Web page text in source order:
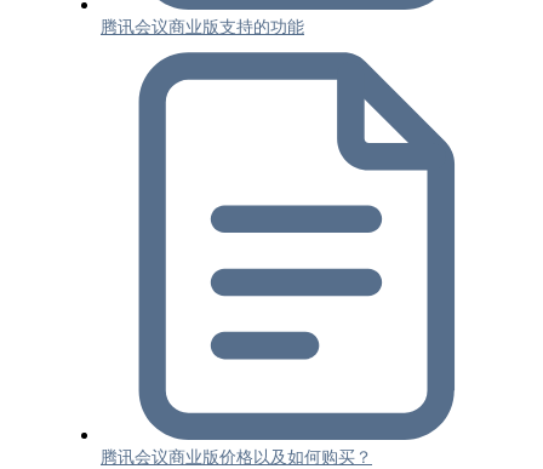
腾讯会议商业版支持的功能
腾讯会议商业版价格以及如何购买？